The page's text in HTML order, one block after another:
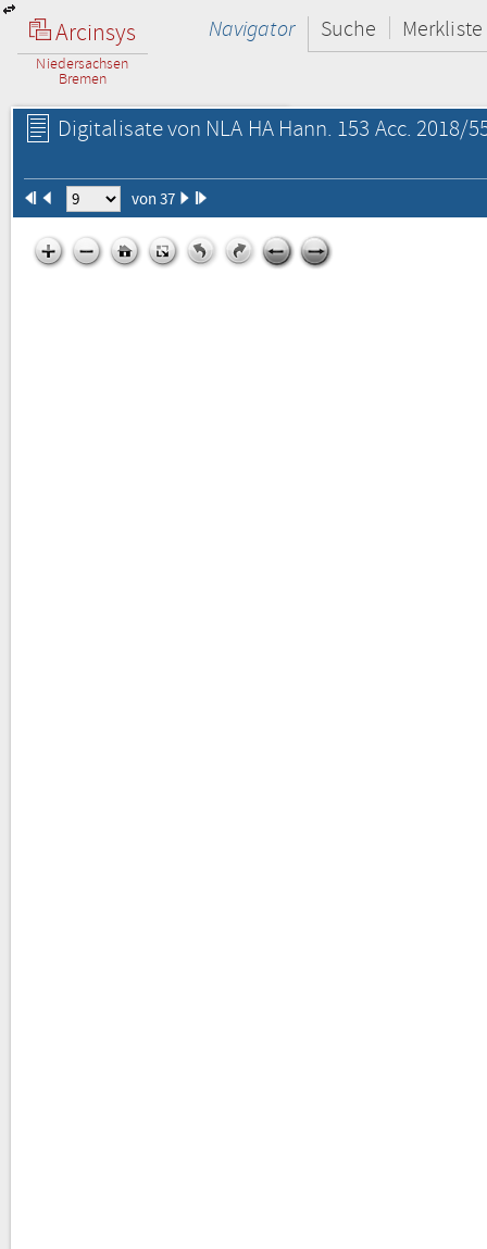
Arcinsys
Niedersachsen
Bremen
Navigator Suche Merkliste
Digitalisate von NLA HA Hann. 153 Acc. 2018/
von 37